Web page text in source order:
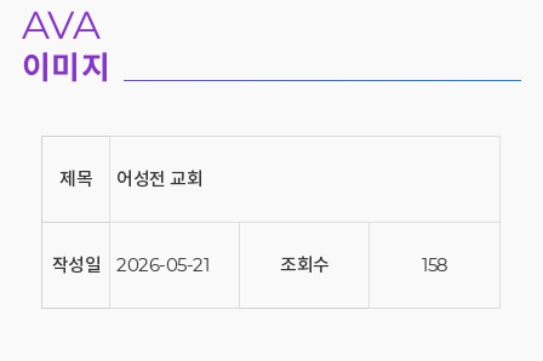
AVA
이미지
제목 어성전 교회
작성일 2026-05-21 조회수 158